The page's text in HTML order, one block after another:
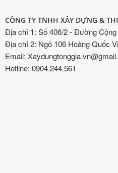
CÔNG TY TNHH XÂY DỰNG &
Địa chỉ 1: Số 406/2 - Đường
Địa chỉ 2: Ngõ 106 Hoàng Quốc
Email:
Hotline: 0904.244.561